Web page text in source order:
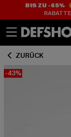
BIS ZU -65%
ZURÜCK
-43%